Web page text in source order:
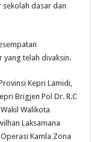
sekolah dasar dan
yang telah divaksin.
Kepri Lamidi,
Brigjen Pol Dr. R.C
Walikota
Laksamana
Kamla Zona